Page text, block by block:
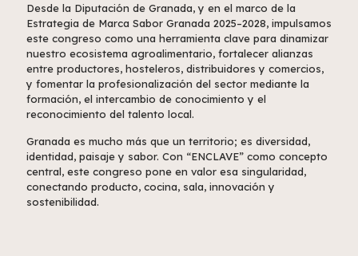
Desde la Diputación de Granada, y en el marco de la
Estrategia de Marca Sabor Granada 2025–2028, impulsamos
este congreso como una herramienta clave para dinamizar
nuestro ecosistema agroalimentario, fortalecer alianzas
entre productores, hosteleros, distribuidores y comercios,
y fomentar la profesionalización del sector mediante la
formación, el intercambio de conocimiento y el
reconocimiento del talento local.
Granada es mucho más que un territorio; es diversidad,
identidad, paisaje y sabor. Con “ENCLAVE” como concepto
central, este congreso pone en valor esa singularidad,
conectando producto, cocina, sala, innovación y
sostenibilidad.